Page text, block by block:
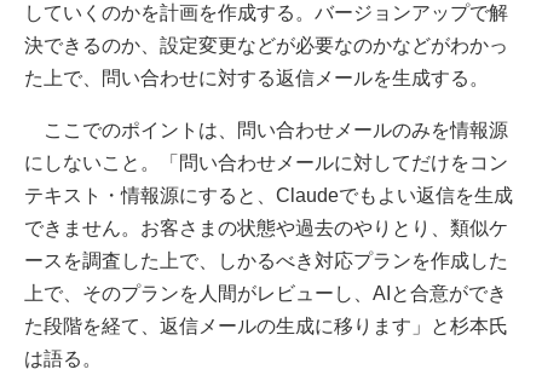
していくのかを計画を作成する。バージョンアップで解
決できるのか、設定変更などが必要なのかなどがわかっ
た上で、問い合わせに対する返信メールを生成する。
ここでのポイントは、問い合わせメールのみを情報源
にしないこと。「問い合わせメールに対してだけをコン
テキスト・情報源にすると、Claudeでもよい返信を生成
できません。お客さまの状態や過去のやりとり、類似ケ
ースを調査した上で、しかるべき対応プランを作成した
上で、そのプランを人間がレビューし、AIと合意ができ
た段階を経て、返信メールの生成に移ります」と杉本氏
は語る。